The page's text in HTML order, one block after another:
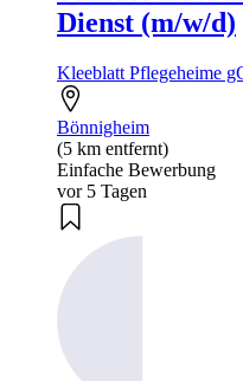
Dienst (m/w/d)
Kleeblatt Pflegeheime
Bönnigheim
(5 km entfernt)
Einfache Bewerbung
vor 5 Tagen